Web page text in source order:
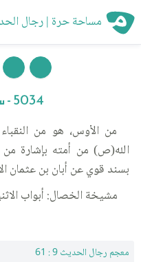
مساحة حرة | رجال
5034 - سعد بن خثيمة
من الأوس، هو من
الله(ص) من أمته بإشارة
بسند قوي عن أبان بن عثمان
مشيخة الخصال: أبواب
معجم رجال الحديث 9 : 61